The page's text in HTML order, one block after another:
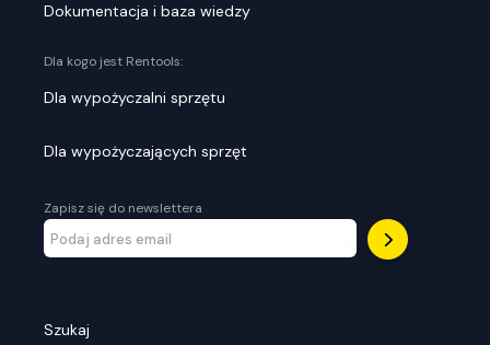
Dokumentacja i baza wiedzy
Dla kogo jest Rentools:
Dla wypożyczalni sprzętu
Dla wypożyczających sprzęt
Zapisz się do newslettera
Szukaj